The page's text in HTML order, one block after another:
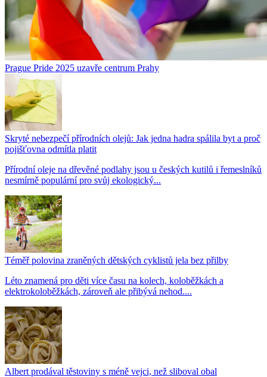
Prague Pride 2025 uzavře centrum Prahy
Skryté nebezpečí přírodních olejů: Jak jedna hadra spálila byt a proč
pojišťovna odmítla platit
Přírodní oleje na dřevěné podlahy jsou u českých kutilů i řemeslníků
nesmírně populární pro svůj ekologický...
Téměř polovina zraněných dětských cyklistů jela bez přilby
Léto znamená pro děti více času na kolech, koloběžkách a
elektrokoloběžkách, zároveň ale přibývá nehod....
Albert prodával těstoviny s méně vejci, než sliboval obal